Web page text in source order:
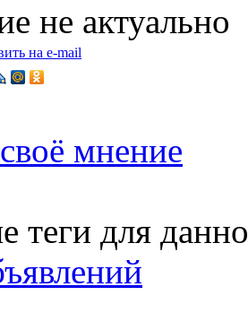
не актуально
на e-mail
мнение
теги для